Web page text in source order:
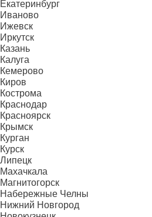
Екатеринбург
Иваново
Ижевск
Иркутск
Казань
Калуга
Кемерово
Киров
Кострома
Краснодар
Красноярск
Крымск
Курган
Курск
Липецк
Махачкала
Магнитогорск
Набережные Челны
Нижний Новгород